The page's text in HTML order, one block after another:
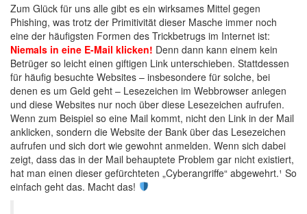
Zum Glück für uns alle gibt es ein wirksames Mittel gegen
Phishing, was trotz der Primitivität dieser Masche immer noch
eine der häufigsten Formen des Trickbetrugs im Internet ist:
Niemals in eine E-Mail klicken! Denn dann kann einem kein
Betrüger so leicht einen giftigen Link unterschieben. Stattdessen
für häufig besuchte Websites – insbesondere für solche, bei
denen es um Geld geht – Lesezeichen im Webbrowser anlegen
und diese Websites nur noch über diese Lesezeichen aufrufen.
Wenn zum Beispiel so eine Mail kommt, nicht den Link in der Mail
anklicken, sondern die Website der Bank über das Lesezeichen
aufrufen und sich dort wie gewohnt anmelden. Wenn sich dabei
zeigt, dass das in der Mail behauptete Problem gar nicht existiert,
hat man einen dieser gefürchteten „Cyberangriffe“ abgewehrt.¹ So
einfach geht das. Macht das!